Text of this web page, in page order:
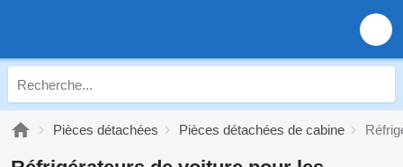
Pièces détachées Pièces détachées de cabine